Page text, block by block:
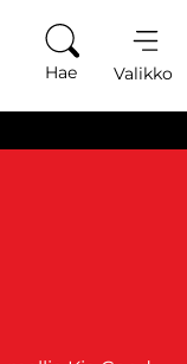
Hae Valikko